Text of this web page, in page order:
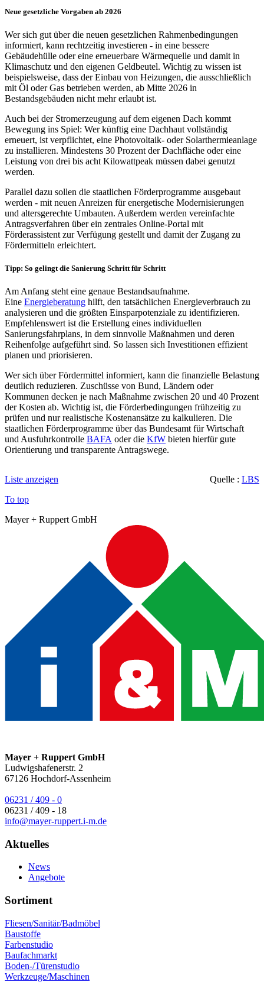
Neue gesetzliche Vorgaben ab 2026
Wer sich gut über die neuen gesetzlichen Rahmenbedingungen
informiert, kann rechtzeitig investieren - in eine bessere
Gebäudehülle oder eine erneuerbare Wärmequelle und damit in
Klimaschutz und den eigenen Geldbeutel. Wichtig zu wissen ist
beispielsweise, dass der Einbau von Heizungen, die ausschließlich
mit Öl oder Gas betrieben werden, ab Mitte 2026 in
Bestandsgebäuden nicht mehr erlaubt ist.
Auch bei der Stromerzeugung auf dem eigenen Dach kommt
Bewegung ins Spiel: Wer künftig eine Dachhaut vollständig
erneuert, ist verpflichtet, eine Photovoltaik- oder Solarthermieanlage
zu installieren. Mindestens 30 Prozent der Dachfläche oder eine
Leistung von drei bis acht Kilowattpeak müssen dabei genutzt
werden.
Parallel dazu sollen die staatlichen Förderprogramme ausgebaut
werden - mit neuen Anreizen für energetische Modernisierungen
und altersgerechte Umbauten. Außerdem werden vereinfachte
Antragsverfahren über ein zentrales Online-Portal mit
Förderassistent zur Verfügung gestellt und damit der Zugang zu
Fördermitteln erleichtert.
Tipp: So gelingt die Sanierung Schritt für Schritt
Am Anfang steht eine genaue Bestandsaufnahme.
Eine Energieberatung hilft, den tatsächlichen Energieverbrauch zu
analysieren und die größten Einsparpotenziale zu identifizieren.
Empfehlenswert ist die Erstellung eines individuellen
Sanierungsfahrplans, in dem sinnvolle Maßnahmen und deren
Reihenfolge aufgeführt sind. So lassen sich Investitionen effizient
planen und priorisieren.
Wer sich über Fördermittel informiert, kann die finanzielle Belastung
deutlich reduzieren. Zuschüsse von Bund, Ländern oder
Kommunen decken je nach Maßnahme zwischen 20 und 40 Prozent
der Kosten ab. Wichtig ist, die Förderbedingungen frühzeitig zu
prüfen und nur realistische Kostenansätze zu kalkulieren. Die
staatlichen Förderprogramme über das Bundesamt für Wirtschaft
und Ausfuhrkontrolle BAFA oder die KfW bieten hierfür gute
Orientierung und transparente Antragswege.
Quelle : LBS
Liste anzeigen
To top
Mayer + Ruppert GmbH
Mayer + Ruppert GmbH
Ludwigshafenerstr. 2
67126 Hochdorf-Assenheim
06231 / 409 - 0
06231 / 409 - 18
info@mayer-ruppert.i-m.de
Aktuelles
News
Angebote
Sortiment
Fliesen/Sanitär/Badmöbel
Baustoffe
Farbenstudio
Baufachmarkt
Boden-/Türenstudio
Werkzeuge/Maschinen